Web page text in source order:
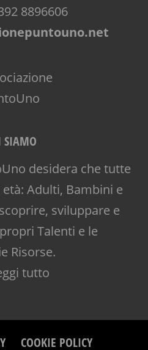
8896606
SIAMO
desidera che tutte
Adulti, Bambini e
sviluppare e
Talenti e le
Risorse.
tutto
COOKIE POLICY